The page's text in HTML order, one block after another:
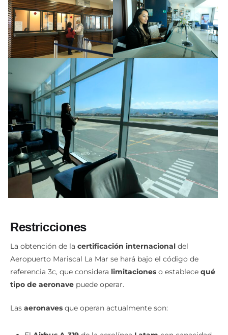
Restricciones
La obtención de lacertificación internacionaldel
Aeropuerto Mariscal La Mar se hará bajo el código de
referencia 3c, que consideralimitaciones